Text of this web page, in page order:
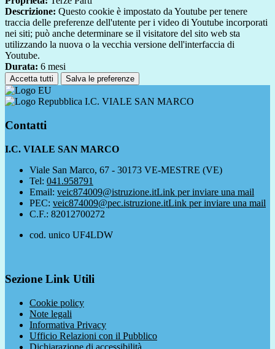
Descrizione: Questo cookie è impostato da Youtube per tenere
traccia delle preferenze dell'utente per i video di Youtube incorporati
nei siti; può anche determinare se il visitatore del sito web sta
utilizzando la nuova o la vecchia versione dell'interfaccia di
Youtube.
Durata: 6 mesi
Accetta tutti Salva le preferenze
I.C. VIALE SAN MARCO
Contatti
I.C. VIALE SAN MARCO
Viale San Marco, 67 - 30173 VE-MESTRE (VE)
Tel: 041.958791
Email: veic874009@istruzione.itLink per inviare una mail
PEC: veic874009@pec.istruzione.itLink per inviare una mail
C.F.: 82012700272
cod. unico UF4LDW
Sezione Link Utili
Cookie policy
Note legali
Informativa Privacy
Ufficio Relazioni con il Pubblico
Dichiarazione di accessibilità